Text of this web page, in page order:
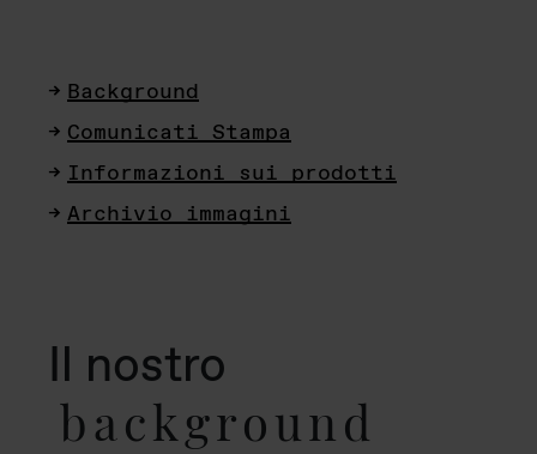
Background
Comunicati Stampa
Informazioni sui prodotti
Archivio immagini
Il nostro
background